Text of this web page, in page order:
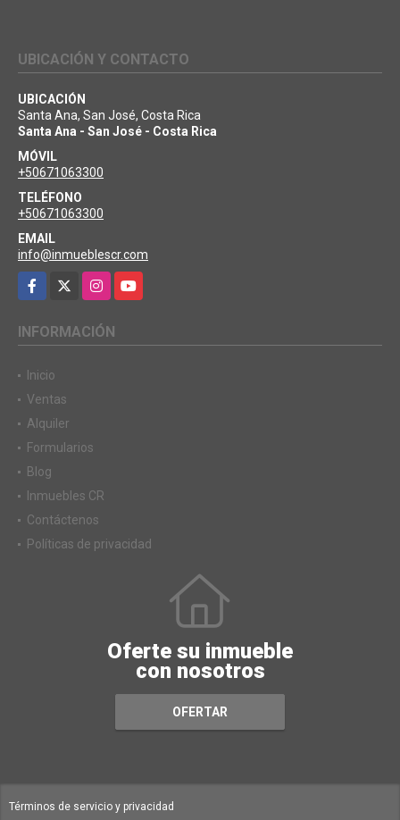
UBICACIÓN Y CONTACTO
UBICACIÓN
Santa Ana, San José, Costa Rica
Santa Ana - San José - Costa Rica
MÓVIL
+50671063300
TELÉFONO
+50671063300
EMAIL
info@inmueblescr.com
Facebook
InstagramYouTube
INFORMACIÓN
Inicio
Ventas
Alquiler
Formularios
Blog
Inmuebles CR
Contáctenos
Políticas de privacidad
Oferte su inmueble
con nosotros
OFERTAR
Términos de servicio y privacidad